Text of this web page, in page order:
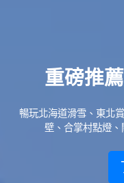
重磅推
暢玩北海道滑雪、東北
壁、合掌村點燈